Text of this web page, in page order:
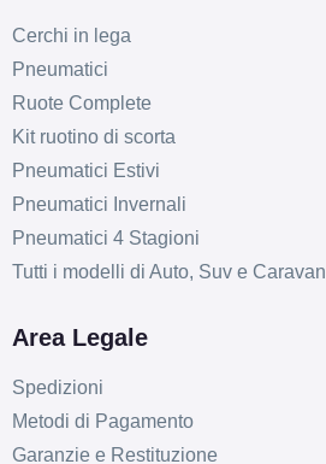
Cerchi in lega
Pneumatici
Ruote Complete
Kit ruotino di scorta
Pneumatici Estivi
Pneumatici Invernali
Pneumatici 4 Stagioni
Tutti i modelli di Auto, Suv e Caravan
Area Legale
Spedizioni
Metodi di Pagamento
Garanzie e Restituzione